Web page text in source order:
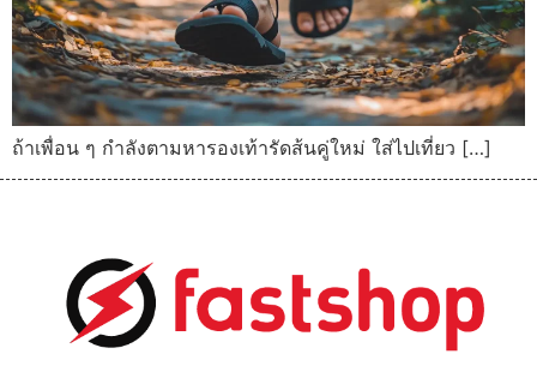
ถ้าเพื่อน ๆ กำลังตามหารองเท้ารัดส้นคู่ใหม่ ใส่ไปเที่ยว […]